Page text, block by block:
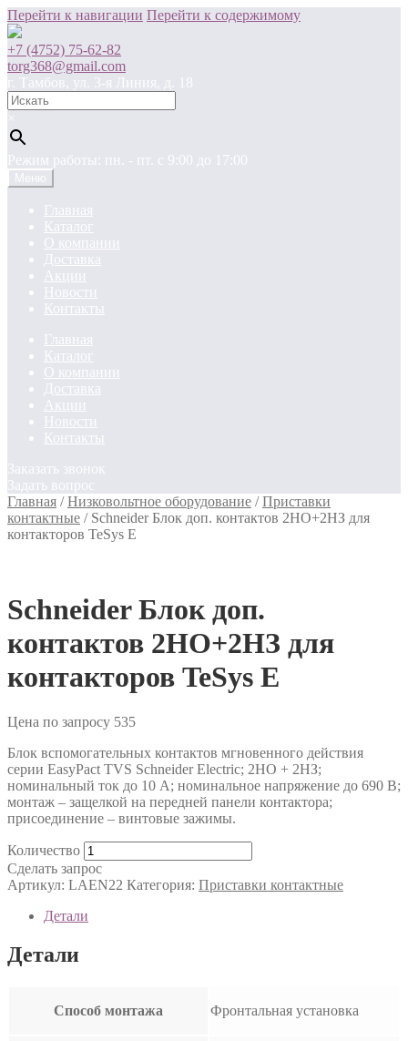
Перейти к навигации Перейти к содержимому
+7 (4752) 75-62-82
torg368@gmail.com
г. Тамбов, ул. 3-я Линия, д. 18
×
Режим работы: пн. - пт. c 9:00 до 17:00
Меню
Главная
Каталог
О компании
Доставка
Акции
Новости
Контакты
Главная
Каталог
О компании
Доставка
Акции
Новости
Контакты
Заказать звонок
Задать вопрос
Главная /Низковольтное оборудование /Приставки
контактные / Schneider Блок доп. контактов 2НО+2НЗ для
контакторов TeSys E
Schneider Блок доп.
контактов 2НО+2НЗ для
контакторов TeSys E
Цена по запросу 535
Блок вспомогательных контактов мгновенного действия
серии EasyPact TVS Schneider Electric; 2НО + 2НЗ;
номинальный ток до 10 А; номинальное напряжение до 690 В;
монтаж – защелкой на передней панели контактора;
присоединение – винтовые зажимы.
Количество
Сделать запрос
Артикул: LAEN22 Категория: Приставки контактные
Детали
Детали
Способ монтажа Фронтальная установка